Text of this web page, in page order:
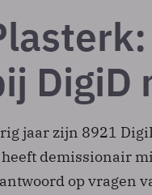
DigiD
jaar zijn 8921
heeft demissionair
op vragen